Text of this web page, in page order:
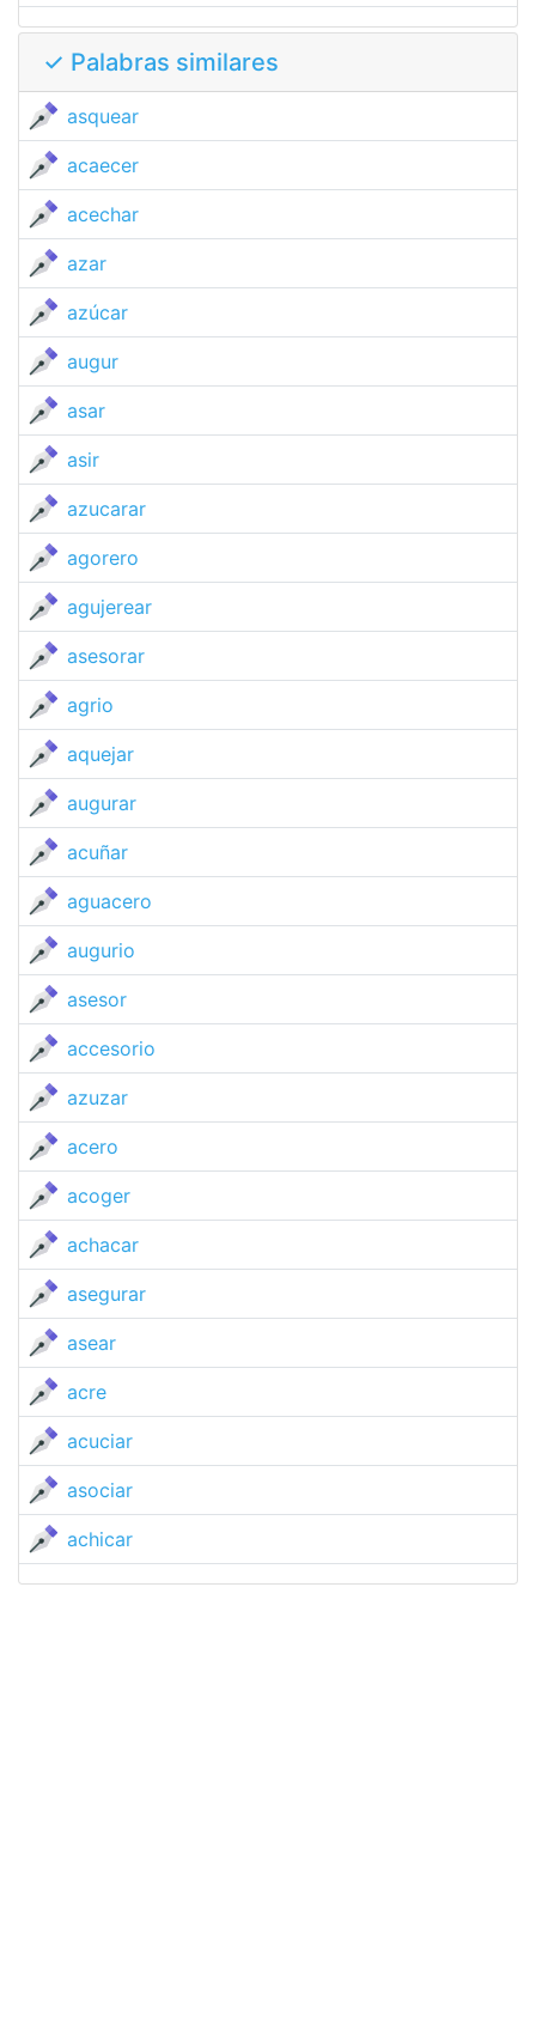
✓ Palabras similares
asquear
acaecer
acechar
azar
azúcar
augur
asar
asir
azucarar
agorero
agujerear
asesorar
agrio
aquejar
augurar
acuñar
aguacero
augurio
asesor
accesorio
azuzar
acero
acoger
achacar
asegurar
asear
acre
acuciar
asociar
achicar